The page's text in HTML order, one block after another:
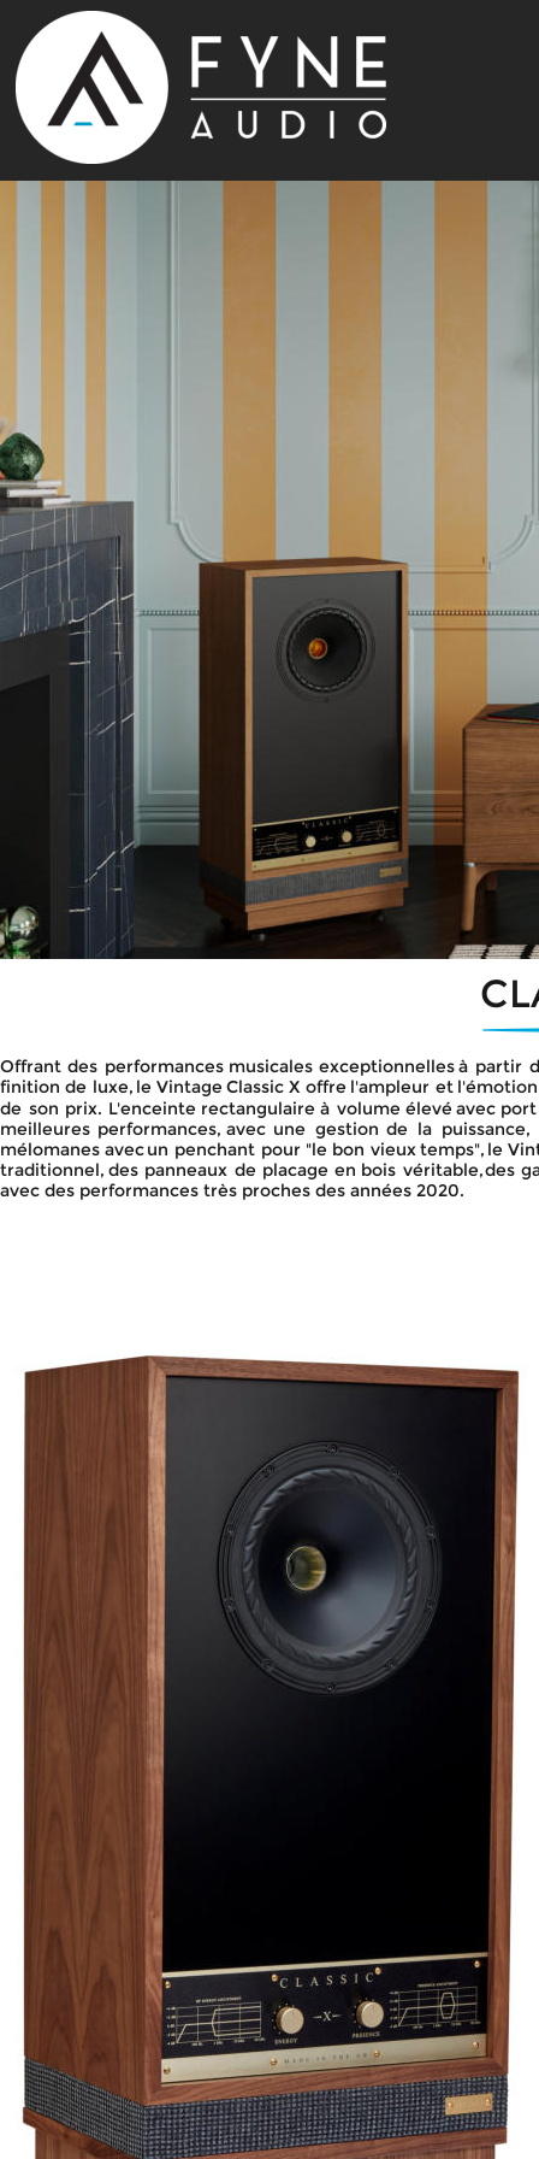
Offrant des performances musicales exceptionnellesà partir
finition de luxe, le Vintage Classic X offre l'ampleur et l'émotion
de son prix. L'enceinte rectangulaire à volume élevé avec port
meilleures performances, avec une gestion de la puissance,
mélomanes avecun penchant pour "le bon vieuxtemps", le
traditionnel, des panneaux de placage en bois véritable,des
avec des performances très proches des années 2020.